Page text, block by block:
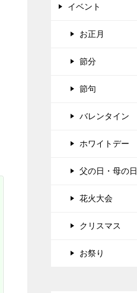
イベント
お正月
節分
節句
バレンタイン
ホワイトデー
父の日・母の日
花火大会
クリスマス
お祭り